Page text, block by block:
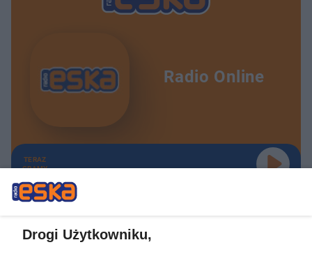
Radio Online
TERAZ
GRAMY
Drogi Użytkowniku,